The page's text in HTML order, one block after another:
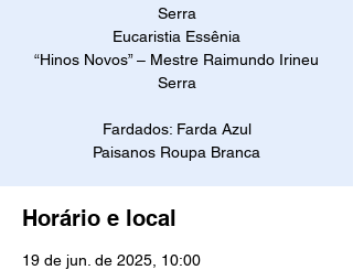
Serra
Eucaristia Essênia
“Hinos Novos” – Mestre Raimundo Irineu
Serra
Fardados: Farda Azul
Paisanos Roupa Branca
Horário e local
19 de jun. de 2025, 10:00